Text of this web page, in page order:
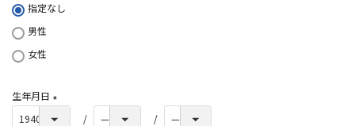
)
指定なし
男性
女性
生年月日
(